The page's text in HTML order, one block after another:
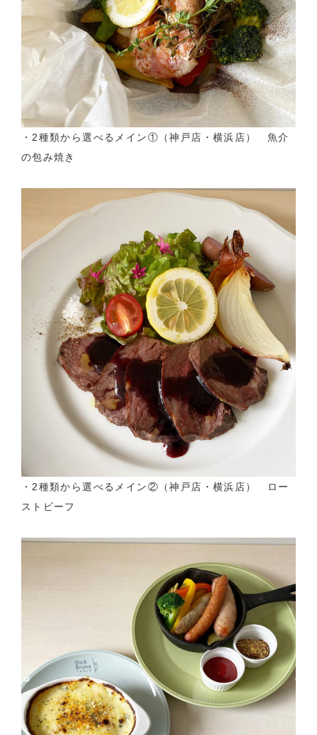
・2種類から選べるメイン①（神戸店・横浜店） 魚介
の包み焼き
・2種類から選べるメイン②（神戸店・横浜店） ロー
ストビーフ